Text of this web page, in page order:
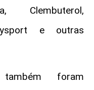
Clembuterol,
e outras
foram